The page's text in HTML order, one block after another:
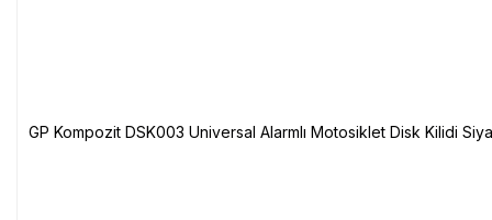
GP Kompozit DSK003 Universal Alarmlı Motosiklet Disk Kilidi